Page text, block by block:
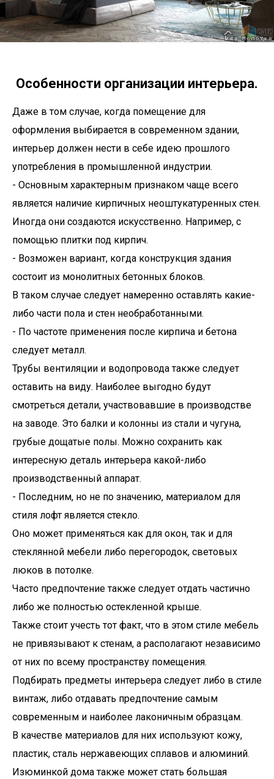
Особенности организации интерьера.
Даже в том случае, когда помещение для
оформления выбирается в современном здании,
интерьер должен нести в себе идею прошлого
употребления в промышленной индустрии.
- Основным характерным признаком чаще всего
является наличие кирпичных неоштукатуренных стен.
Иногда они создаются искусственно. Например, с
помощью плитки под кирпич.
- Возможен вариант, когда конструкция здания
состоит из монолитных бетонных блоков.
В таком случае следует намеренно оставлять какие-
либо части пола и стен необработанными.
- По частоте применения после кирпича и бетона
следует металл.
Трубы вентиляции и водопровода также следует
оставить на виду. Наиболее выгодно будут
смотреться детали, участвовавшие в производстве
на заводе. Это балки и колонны из стали и чугуна,
грубые дощатые полы. Можно сохранить как
интересную деталь интерьера какой-либо
производственный аппарат.
- Последним, но не по значению, материалом для
стиля лофт является стекло.
Оно может применяться как для окон, так и для
стеклянной мебели либо перегородок, световых
люков в потолке.
Часто предпочтение также следует отдать частично
либо же полностью остекленной крыше.
Также стоит учесть тот факт, что в этом стиле мебель
не привязывают к стенам, а располагают независимо
от них по всему пространству помещения.
Подбирать предметы интерьера следует либо в стиле
винтаж, либо отдавать предпочтение самым
современным и наиболее лаконичным образцам.
В качестве материалов для них используют кожу,
пластик, сталь нержавеющих сплавов и алюминий.
Изюминкой дома также может стать большая